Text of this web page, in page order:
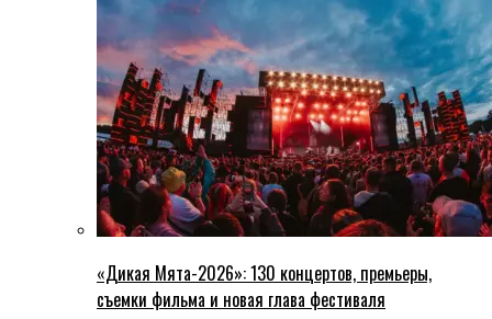
«Дикая Мята-2026»: 130 концертов, премьеры,
съемки фильма и новая глава фестиваля